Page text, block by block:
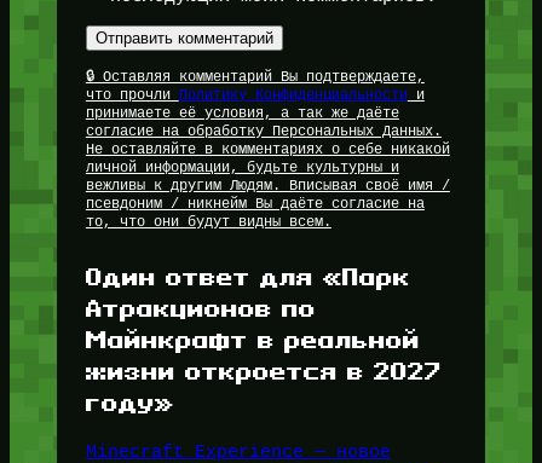
🔒 Оставляя комментарий Вы подтверждаете,
что прочли Политику Конфиденциальностии
принимаете её условия, а так же даёте
согласие на обработку Персональных Данных.
Не оставляйте в комментариях о себе никакой
личной информации, будьте культурны и
вежливы к другим Людям. Вписывая своё имя /
псевдоним / никнейм Вы даёте согласие на
то, что они будут видны всем.
Один ответ для «Парк
Атракционов по
Майнкрафт в реальной
жизни откроется в 2027
году»
Minecraft Experience — новое